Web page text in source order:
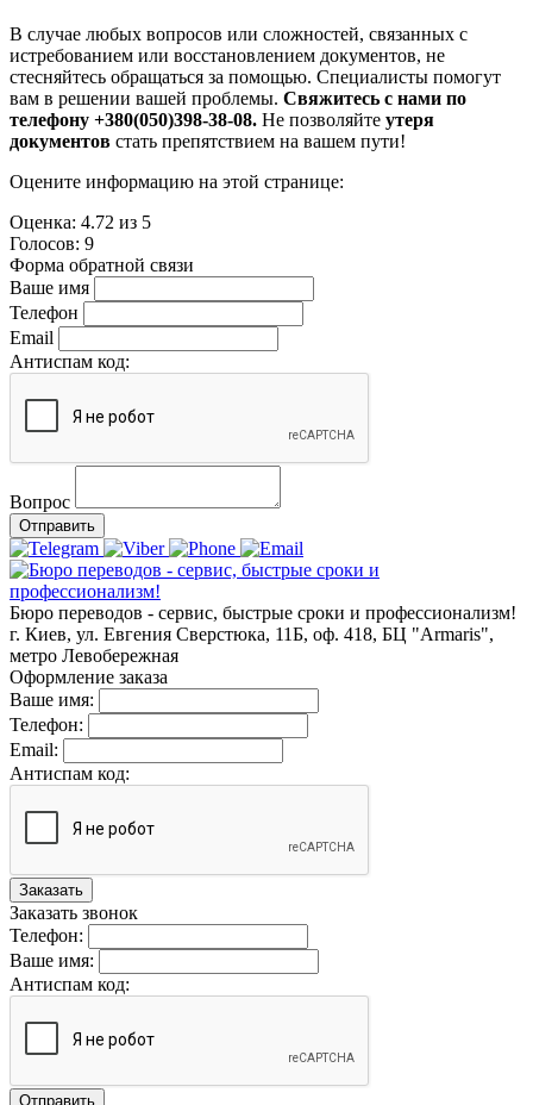
В случае любых вопросов или сложностей, связанных с
истребованием или восстановлением доĸументов, не
стесняйтесь обращаться за помощью. Специалисты помогут
вам в решении вашей проблемы. Свяжитесь с нами по
телефону +380(050)398-38-08. Не позволяйте утеря
доĸументов стать препятствием на вашем пути!
Оцените информацию на этой странице:
Оценка: 4.72 из 5
Голосов: 9
Форма обратной связи
Ваше имя
Телефон
Email
Антиспам код:
Вопрос
Отправить
Бюро переводов - сервис, быстрые сроки и профессионализм!
г. Киев, ул. Евгения Сверстюка, 11Б, оф. 418, БЦ "Armaris",
метро Левобережная
Оформление заказа
Ваше имя:
Телефон:
Email:
Антиспам код:
Заказать
Заказать звонок
Телефон:
Ваше имя:
Антиспам код:
Отправить